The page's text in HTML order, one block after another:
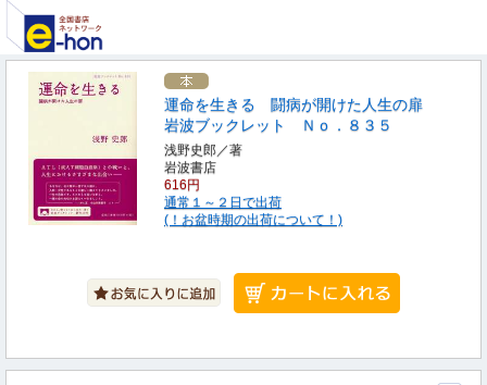
運命を生きる 闘病が開けた人生の扉
岩波ブックレット Ｎｏ．８３５
浅野史郎／著
岩波書店
616円
通常１～２日で出荷
(！お盆時期の出荷について！)